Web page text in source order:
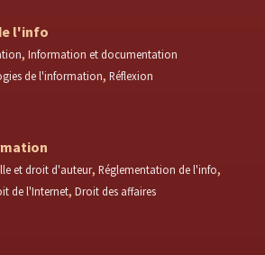
l'info
Information et documentation
de l'information Réflexion
et droit d'auteur Réglementation de l'info
de l'Internet Droit des affaires